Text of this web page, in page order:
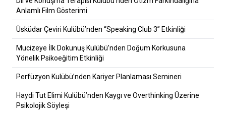
Anlamlı Film Gösterimi
Üsküdar Çeviri Kulübü’nden “Speaking Club 3” Etkinliği
Mucizeye İlk Dokunuş Kulübü’nden Doğum Korkusuna
Yönelik Psikoeğitim Etkinliği
Perfüzyon Kulübü’nden Kariyer Planlaması Semineri
Haydi Tut Elimi Kulübü’nden Kaygı ve Overthinking Üzerine
Psikolojik Söyleşi